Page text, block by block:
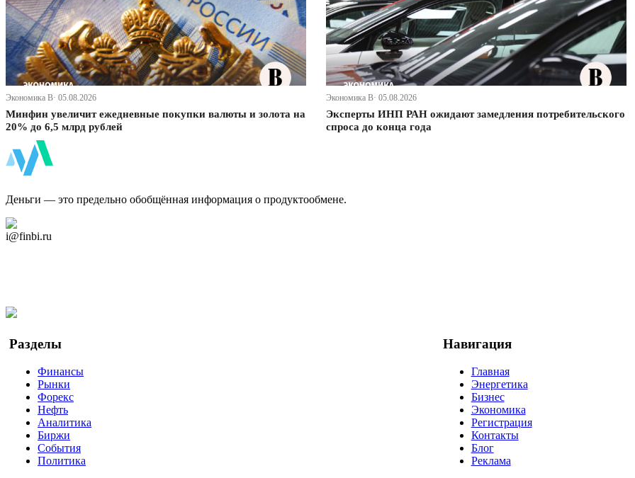
Экономика В· 05.08.2026
Минфин увеличит ежедневные покупки валюты и золота на
20% до 6,5 млрд рублей
Экономика В· 05.08.2026
Эксперты ИНП РАН ожидают замедления потребительского
спроса до конца года
Деньги — это предельно обобщённая информация о продуктообмене.
i@finbi.ru
Разделы
Финансы
Рынки
Форекс
Нефть
Аналитика
Биржи
События
Политика
Навигация
Главная
Энергетика
Бизнес
Экономика
Регистрация
Контакты
Блог
Реклама